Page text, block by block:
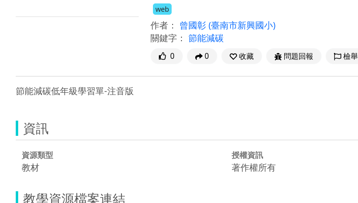
web
作者： 曾國彰 (臺南市新興國小)
關鍵字： 節能減碳
0 0 收藏 問題回報 檢舉
節能減碳低年級學習單-注音版
資訊
資源類型
教材
授權資訊
著作權所有
教學資源檔案連結